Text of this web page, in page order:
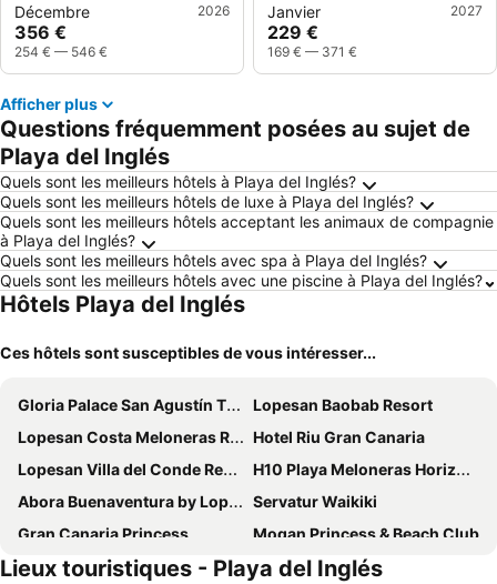
Décembre 2026
356 €
254 € — 546 €
Janvier 2027
229 €
169 € — 371 €
Afficher plus
Questions fréquemment posées au sujet de
Playa del Inglés
Quels sont les meilleurs hôtels à Playa del Inglés?
Quels sont les meilleurs hôtels de luxe à Playa del Inglés?
Quels sont les meilleurs hôtels acceptant les animaux de compagnie
à Playa del Inglés?
Quels sont les meilleurs hôtels avec spa à Playa del Inglés?
Quels sont les meilleurs hôtels avec une piscine à Playa del Inglés?
Hôtels Playa del Inglés
Ces hôtels sont susceptibles de vous intéresser...
Gloria Palace San Agustín Thalasso & Hotel
Lopesan Baobab Resort
Lopesan Costa Meloneras Resort & SPA
Hotel Riu Gran Canaria
Lopesan Villa del Conde Resort & Thalasso
H10 Playa Meloneras Horizons Collection
Abora Buenaventura by Lopesan Hotels
Servatur Waikiki
Gran Canaria Princess
Mogan Princess & Beach Club
Hotel Riu Palace Meloneras
Bull Eugenia Victoria & Spa
Lieux touristiques - Playa del Inglés